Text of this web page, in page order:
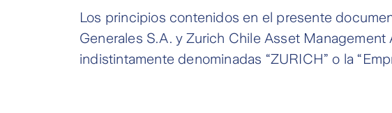
Los principios contenidos en el presente
Generales S.A. y Zurich Chile Asset
indistintamente denominadas “ZURICH” o la